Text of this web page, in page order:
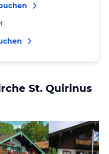
St. Quirinus